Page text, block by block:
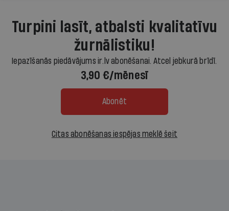
Turpini lasīt, atbalsti kvalitatīvu
žurnālistiku!
Iepazīšanās piedāvājums ir.lv abonēšanai. Atcel jebkurā brīdī.
3,90 €/mēnesī
Abonēt
Citas abonēšanas iespējas meklē šeit